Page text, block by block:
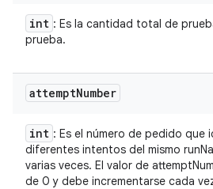
int : Es la cantidad total de
prueba.
attemptNumber
int : Es el número de pedido que
diferentes intentos del mismo
varias veces. El valor de
de 0 y debe incrementarse cada